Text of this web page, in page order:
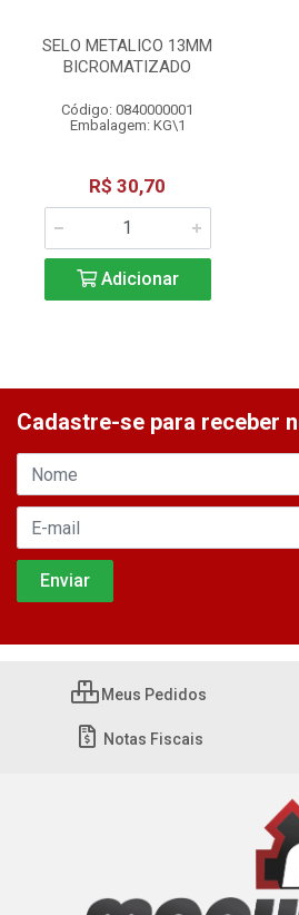
SELO METALICO 13MM
BICROMATIZADO
Código: 0840000001
Embalagem: KG\1
R$ 30,70
Adicionar
Cadastre-se para receber
Meus Pedidos
Notas Fiscais